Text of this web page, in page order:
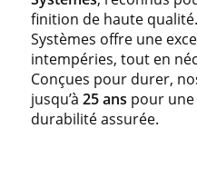
finition de haute
Systèmes offre une
intempéries, tout en
Conçues pour durer,
jusqu’à 25 ans pour
durabilité assurée.